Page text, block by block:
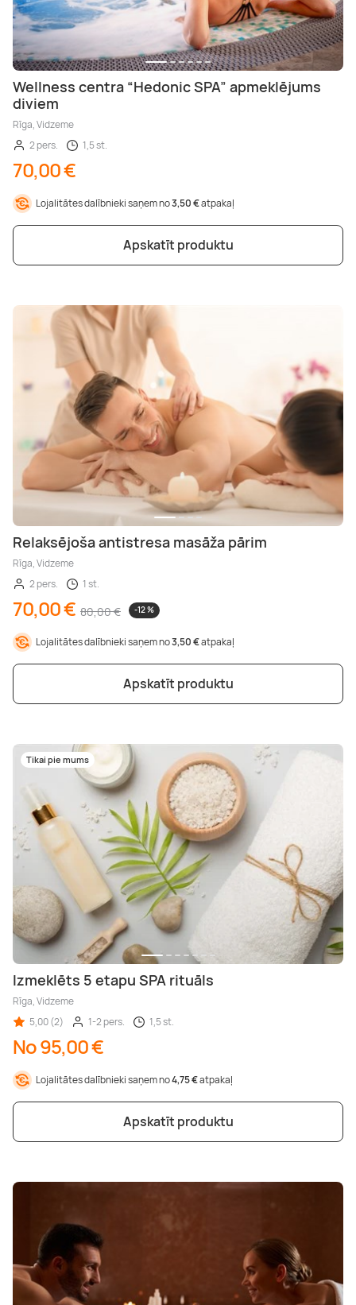
Wellness centra “Hedonic SPA” apmeklējums
diviem
Rīga, Vidzeme
2 pers.
1,5 st.
70,00 €
Lojalitātes dalībnieki saņem no3,50 €atpakaļ
Apskatīt produktu
Relaksējoša antistresa masāža pārim
Rīga, Vidzeme
2 pers.
1 st.
70,00 € 80,00 € -12 %
Lojalitātes dalībnieki saņem no3,50 €atpakaļ
Apskatīt produktu
Tikai pie mums
Izmeklēts 5 etapu SPA rituāls
Rīga, Vidzeme
5,00 (2)
1-2 pers. 1,5 st.
No 95,00 €
Lojalitātes dalībnieki saņem no4,75 €atpakaļ
Apskatīt produktu